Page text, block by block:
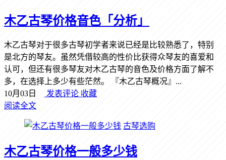
木乙古琴价格音色「分析」
木乙古琴对于很多古琴初学者来说已经是比较熟悉了，特别
是北方的琴友。虽然凭借较高的性价比获得众琴友的喜爱和
认可，但还有很多琴友对木乙古琴的音色及价格方面了解不
多，在选择上多少有些茫然。 『木乙古琴概况』...
10月03日
发表评论 收藏
阅读全文
古琴选购
木乙古琴价格一般多少钱